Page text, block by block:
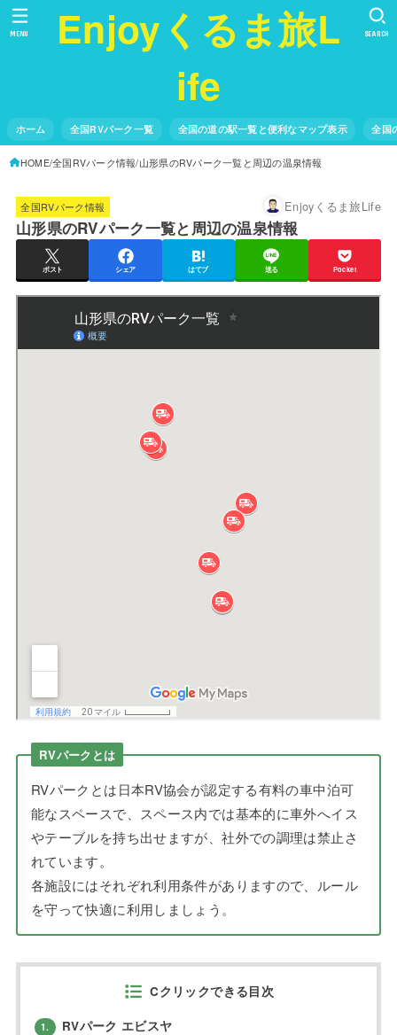
Enjoyくるま旅L
ife
ホーム 全国RVパーク一覧 全国の道の駅一覧と便利なマップ表示 全国
SEARCH
MENU
HOME 全国RVパーク情報 山形県のRVパーク一覧と周辺の温泉情報
全国RVパーク情報 Enjoyくるま旅Life
山形県のRVパーク一覧と周辺の温泉情報
ポスト シェア はてブ 送る Pocket
RVパークとは
RVパークとは日本RV協会が認定する有料の車中泊可
能なスペースで、スペース内では基本的に車外へイス
やテーブルを持ち出せますが、社外での調理は禁止さ
れています。
各施設にはそれぞれ利用条件がありますので、ルール
を守って快適に利用しましょう。
Cクリックできる目次
1. RVパーク エビスヤ